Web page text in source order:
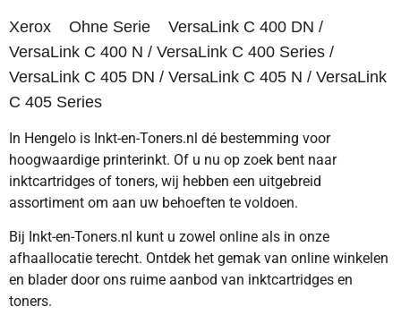
Xerox Ohne Serie VersaLink C 400 DN /
VersaLink C 400 N / VersaLink C 400 Series /
VersaLink C 405 DN / VersaLink C 405 N / VersaLink
C 405 Series
In Hengelo is Inkt-en-Toners.nl dé bestemming voor
hoogwaardige printerinkt. Of u nu op zoek bent naar
inktcartridges of toners, wij hebben een uitgebreid
assortiment om aan uw behoeften te voldoen.
Bij Inkt-en-Toners.nl kunt u zowel online als in onze
afhaallocatie terecht. Ontdek het gemak van online winkelen
en blader door ons ruime aanbod van inktcartridges en
toners.